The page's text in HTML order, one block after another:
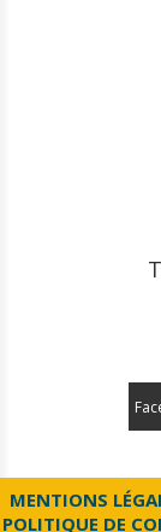
MENTIONS
POLITIQUE DE